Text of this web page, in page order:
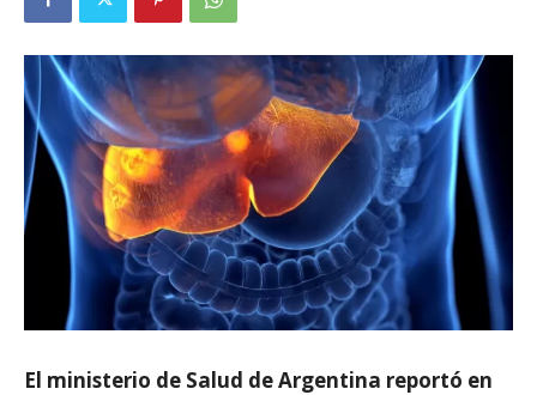
El ministerio de Salud de Argentina reportó en